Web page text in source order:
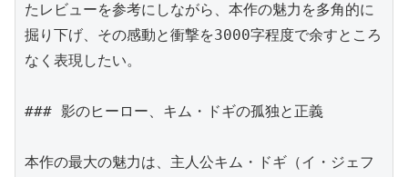
たレビューを参考にしながら、本作の魅力を多角的に
掘り下げ、その感動と衝撃を3000字程度で余すところ
なく表現したい。
### 影のヒーロー、キム・ドギの孤独と正義
本作の最大の魅力は、主人公キム・ドギ（イ・ジェフ